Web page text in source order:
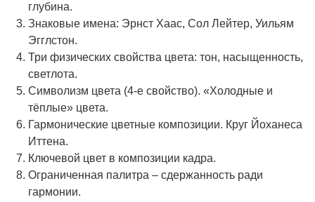
глубина.
Знаковые имена: Эрнст Хаас, Сол Лейтер, Уильям
Эгглстон.
Три физических свойства цвета: тон, насыщенность,
светлота.
Символизм цвета (4-е свойство). «Холодные и
тёплые» цвета.
Гармонические цветные композиции. Круг Йоханеса
Иттена.
Ключевой цвет в композиции кадра.
Ограниченная палитра – сдержанность ради
гармонии.